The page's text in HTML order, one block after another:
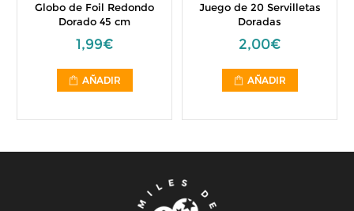
Globo de Foil Redondo
Dorado 45 cm
1,99€
AÑADIR
Juego de 20 Servilletas
Doradas
2,00€
AÑADIR